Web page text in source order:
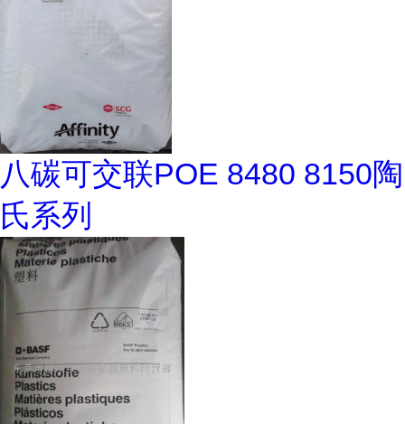
八碳可交联POE 8480 8150陶
氏系列